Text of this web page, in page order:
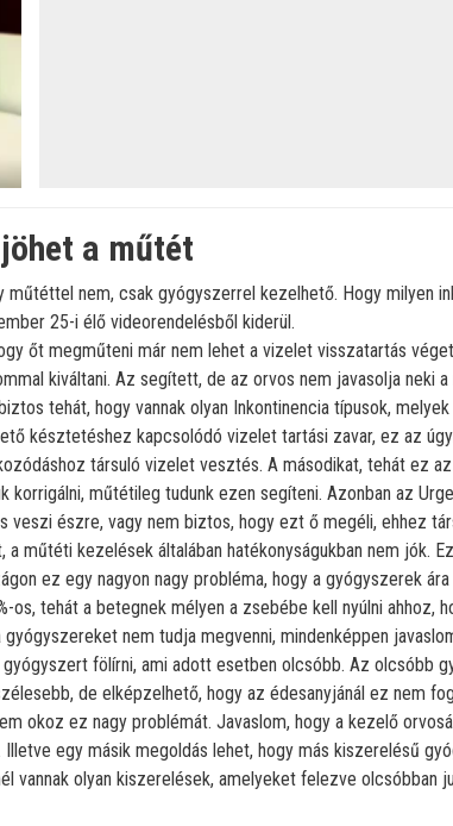
a műtét
nem, csak gyógyszerrel kezelhető. Hogy milyen
25-i élő videorendelésből kiderül.
őt megműteni már nem lehet a vizelet visszatartás
kiváltani. Az segített, de az orvos nem javasolja neki
tehát, hogy vannak olyan Inkontinencia típusok,
késztetéshez kapcsolódó vizelet tartási zavar, ez az
társuló vizelet vesztés. A másodikat, tehát ez
műtétileg tudunk ezen segíteni. Azonban az
észre, vagy nem biztos, hogy ezt ő megéli, ehhez
műtéti kezelések általában hatékonyságukban nem jók.
ez egy nagyon nagy probléma, hogy a gyógyszerek
tehát a betegnek mélyen a zsebébe kell nyúlni ahhoz,
nem tudja megvenni, mindenképpen
fölírni, ami adott esetben olcsóbb. Az olcsóbb
de elképzelhető, hogy az édesanyjánál ez nem
okoz ez nagy problémát. Javaslom, hogy a kezelő
egy másik megoldás lehet, hogy más kiszerelésű
vannak olyan kiszerelések, amelyeket felezve olcsóbban